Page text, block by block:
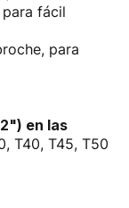
fácil
para
en las
T40, T45, T50